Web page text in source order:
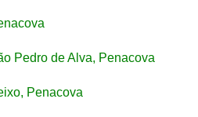
Pedro de Alva, Penacova
Penacova